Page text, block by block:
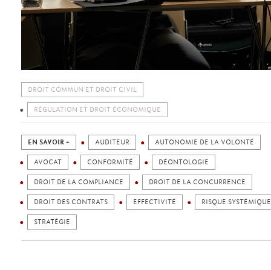
DROIT COMMUN ET DROIT CIVIL
RÉGULATION ET DROIT ÉCONOMIQUE
EN SAVOIR + AUDITEUR AUTONOMIE DE LA VOLONTÉ
AVOCAT CONFORMITÉ DÉONTOLOGIE
DROIT DE LA COMPLIANCE DROIT DE LA CONCURRENCE
DROIT DES CONTRATS EFFECTIVITÉ RISQUE SYSTÉMIQUE
STRATÉGIE